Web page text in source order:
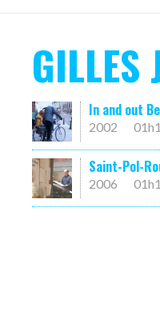
GILLES
In and out
2002
Saint-Pol-
2006